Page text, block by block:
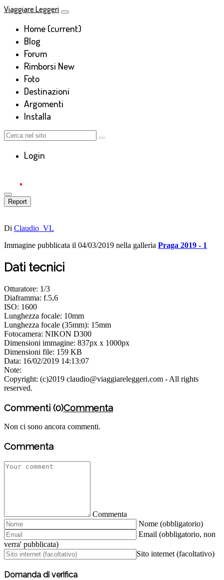
Viaggiare Leggeri
Home (current)
Blog
Forum
Rimborsi New
Foto
Destinazioni
Argomenti
Installa
Login
Report
Di Claudio_VL
Immagine pubblicata il 04/03/2019 nella galleria Praga 2019 - 1
Dati tecnici
Otturatore: 1/3
Diaframma: f.5,6
ISO: 1600
Lunghezza focale: 10mm
Lunghezza focale (35mm): 15mm
Fotocamera: NIKON D300
Dimensioni immagine: 837px x 1000px
Dimensioni file: 159 KB
Data: 16/02/2019 14:13:07
Note:
Copyright: (c)2019 claudio@viaggiareleggeri.com - All rights
reserved.
Commenti (0)Commenta
Non ci sono ancora commenti.
Commenta
Commenta
Nome (obbligatorio)
Email (obbligatorio, non
verra' pubblicata)
Sito internet (facoltativo)
Domanda di verifica